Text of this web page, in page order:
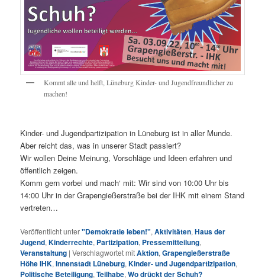
Kommt alle und helft, Lüneburg Kinder- und Jugendfreundlicher zu
machen!
Kinder- und Jugendpartizipation in Lüneburg ist in aller Munde.
Aber reicht das, was in unserer Stadt passiert?
Wir wollen Deine Meinung, Vorschläge und Ideen erfahren und
öffentlich zeigen.
Komm gern vorbei und mach‘ mit: Wir sind von 10:00 Uhr bis
14:00 Uhr in der Grapengießerstraße bei der IHK mit einem Stand
vertreten…
Veröffentlicht unter"Demokratie leben!",Aktivitäten,Haus der
Jugend,Kinderrechte, Partizipation, Pressemitteilung,
Veranstaltung |Verschlagwortet mitAktion,Grapengießerstraße
Höhe IHK,Innenstadt Lüneburg,Kinder- und Jugendpartizipation,
Politische Beteiligung,Teilhabe,Wo drückt der Schuh?